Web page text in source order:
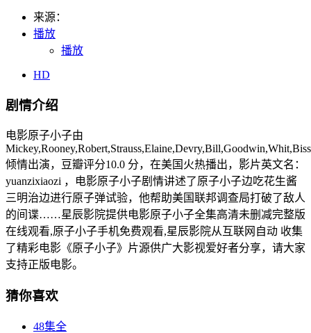
来源：
播放
播放
HD
剧情介绍
电影原子小子由
倾情出演，豆瓣评分10.0 分，在美国火热播出，影片英文名：
yuanzixiaozi ，电影原子小子剧情讲述了原子小子边吃花生酱
三明治边进行原子弹试验，他帮助美国联邦调查局打破了敌人
的间谍……星辰影院提供电影原子小子全集高清未删减完整版
在线观看,原子小子手机免费观看,星辰影院从互联网自动 收集
了精彩电影《原子小子》片源供广大影视爱好者分享，请大家
支持正版电影。
猜你喜欢
48集全